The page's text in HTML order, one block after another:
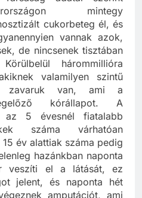
adatai szerint
mintegy
cukorbeteg él, és
vannak azok,
de nincsenek tisztában
hárommillióra
valamilyen szintű
zavaruk van, ami a
kórállapot. A
az 5 évesnél fiatalabb
száma várhatóan
év alattiak száma pedig
hazánkban naponta
veszíti el a látását, ez
jelent, és naponta hét